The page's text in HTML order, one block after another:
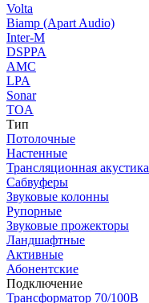
Volta
Biamp (Apart Audio)
Inter-M
DSPPA
AMC
LPA
Sonar
TOA
Тип
Потолочные
Настенные
Трансляционная акустика
Сабвуферы
Звуковые колонны
Рупорные
Звуковые прожекторы
Ландшафтные
Активные
Абонентские
Подключение
Трансформатор 70/100В